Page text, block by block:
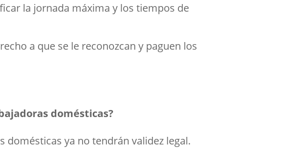
la jornada máxima y los tiempos de
a que se le reconozcan y paguen los
domésticas?
domésticas ya no tendrán validez legal.